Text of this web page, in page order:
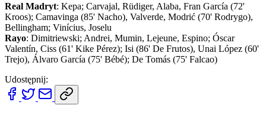
Real Madryt: Kepa; Carvajal, Rüdiger, Alaba, Fran García (72'
Kroos); Camavinga (85' Nacho), Valverde, Modrić (70' Rodrygo),
Bellingham; Vinícius, Joselu
Rayo: Dimitriewski; Andrei, Mumin, Lejeune, Espino; Óscar
Valentín, Ciss (61' Kike Pérez); Isi (86' De Frutos), Unai López (60'
Trejo), Álvaro García (75' Bébé); De Tomás (75' Falcao)
Udostępnij: